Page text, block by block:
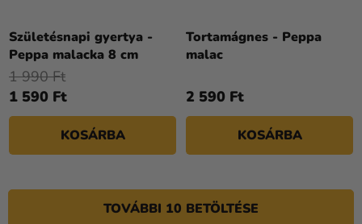
Születésnapi gyertya -
Peppa malacka 8 cm
1 590 Ft
1 990 Ft
KOSÁRBA
Tortamágnes - Peppa
malac
2 590 Ft
KOSÁRBA
TOVÁBBI 10 BETÖLTÉSE